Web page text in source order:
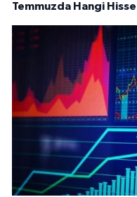
Temmuzda Hangi